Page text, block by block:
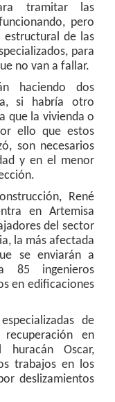
tramitar las
pero
estructural de las
para
no van a fallar.
haciendo dos
si habría otro
que la vivienda o
ello que estos
son necesarios
y en el menor
René
en Artemisa
del sector
la más afectada
se enviarán a
85 ingenieros
en edificaciones
de
en
Oscar,
trabajos en los
deslizamientos